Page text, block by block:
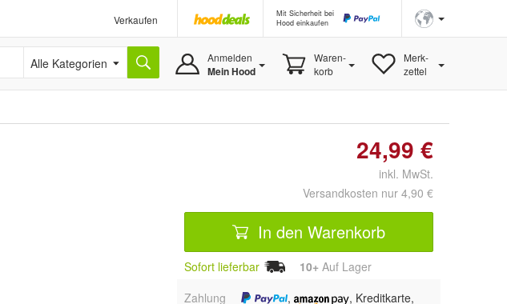
Verkaufen
Mit Sicherheit bei
Hood einkaufen
Alle Kategorien Anmelden
Mein Hood
Waren-
korb
Merk-
zettel
24,99 €
inkl. MwSt.
Versandkosten nur 4,90 €
In den Warenkorb
Sofort lieferbar 10+ Auf Lager
Zahlung
,
, Kreditkarte,